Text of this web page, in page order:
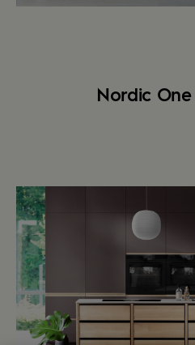
Nordic